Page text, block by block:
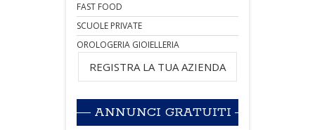
FAST FOOD
SCUOLE PRIVATE
OROLOGERIA GIOIELLERIA
REGISTRA LA TUA AZIENDA
ANNUNCI GRATUITI